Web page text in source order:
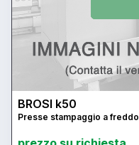
BROSI k50
Presse stampaggio a freddo